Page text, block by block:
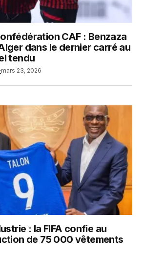
CAF : Benzaza
dans le dernier carré au
tendu
mars 23, 2026
: la FIFA confie au
de 75 000 vêtements